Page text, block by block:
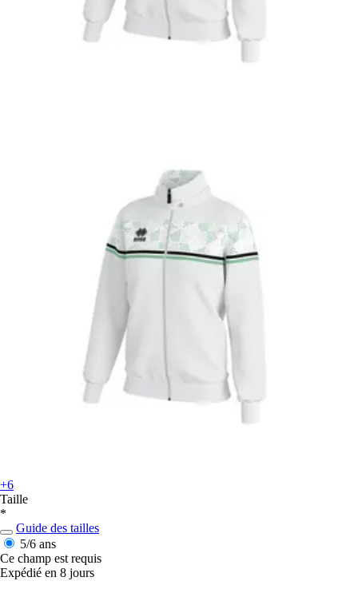
+6
Taille
*
Guide des tailles
5/6 ans
Ce champ est requis
Expédié en 8 jours